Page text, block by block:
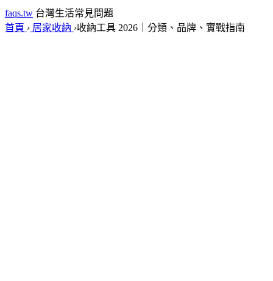
faqs.tw 台灣生活常見問題
首頁 › 居家收納 ›收納工具 2026｜分類、品牌、實戰指南